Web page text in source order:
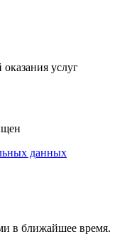
услуг
данных
в ближайшее время.